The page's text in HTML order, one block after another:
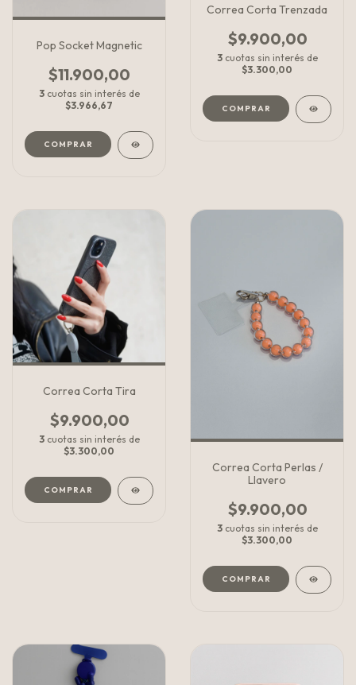
Pop Socket Magnetic
$11.900,00
3 cuotas sin interés de
$3.966,67
COMPRAR
Correa Corta Trenzada
$9.900,00
3 cuotas sin interés de
$3.300,00
COMPRAR
Correa Corta Tira
$9.900,00
3 cuotas sin interés de
$3.300,00
COMPRAR
Correa Corta Perlas /
Llavero
$9.900,00
3 cuotas sin interés de
$3.300,00
COMPRAR